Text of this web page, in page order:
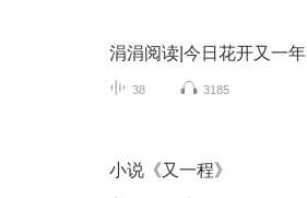
涓涓阅读|今日花开又一年
38 3185
小说《又一程》